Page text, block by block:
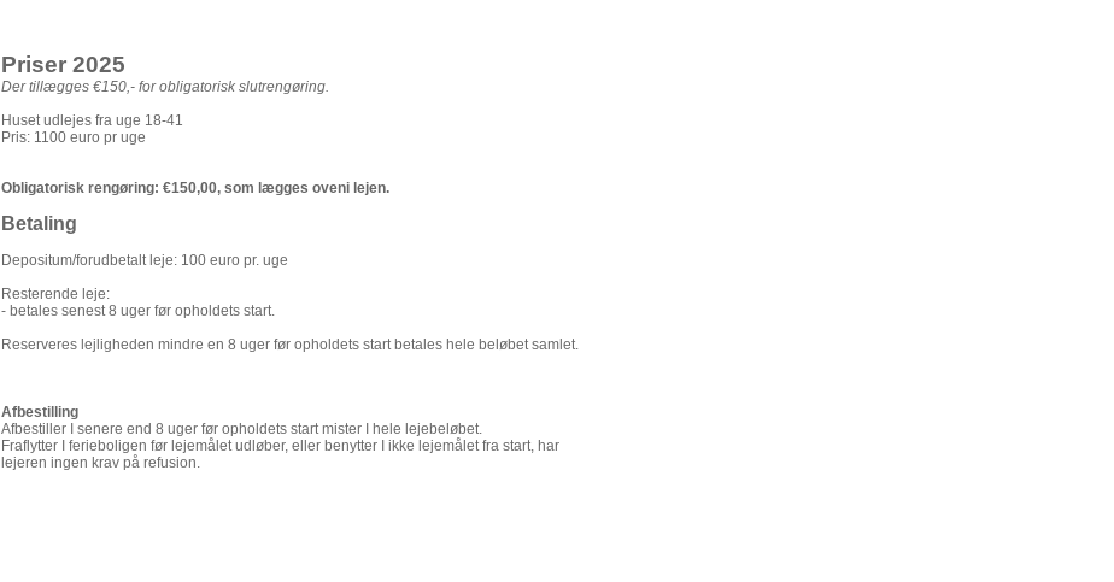
Priser 2025
Der tillægges €150,- for obligatorisk slutrengøring.
Huset udlejes fra uge 18-41
Pris: 1100 euro pr uge
Obligatorisk rengøring: €150,00, som lægges oveni lejen.
Betaling
Depositum/forudbetalt leje: 100 euro pr. uge
Resterende leje:
- betales senest 8 uger før opholdets start.
Reserveres lejligheden mindre en 8 uger før opholdets start betales hele beløbet samlet.
Afbestilling
Afbestiller I senere end 8 uger før opholdets start mister I hele lejebeløbet.
Fraflytter I ferieboligen før lejemålet udløber, eller benytter I ikke lejemålet fra start, har
lejeren ingen krav på refusion.